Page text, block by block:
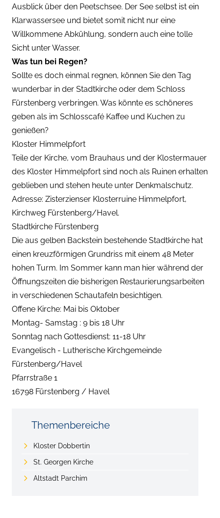
Ausblick über den Peetschsee. Der See selbst ist ein
Klarwassersee und bietet somit nicht nur eine
Willkommene Abkühlung, sondern auch eine tolle
Sicht unter Wasser.
Was tun bei Regen?
Sollte es doch einmal regnen, können Sie den Tag
wunderbar in der Stadtkirche oder dem Schloss
Fürstenberg verbringen. Was könnte es schöneres
geben als im Schlosscafé Kaffee und Kuchen zu
genießen?
Kloster Himmelpfort
Teile der Kirche, vom Brauhaus und der Klostermauer
des Kloster Himmelpfort sind noch als Ruinen erhalten
geblieben und stehen heute unter Denkmalschutz.
Adresse: Zisterzienser Klosterruine Himmelpfort,
Kirchweg Fürstenberg/Havel.
Stadtkirche Fürstenberg
Die aus gelben Backstein bestehende Stadtkirche hat
einen kreuzförmigen Grundriss mit einem 48 Meter
hohen Turm. Im Sommer kann man hier während der
Öffnungszeiten die bisherigen Restaurierungsarbeiten
in verschiedenen Schautafeln besichtigen.
Offene Kirche: Mai bis Oktober
Montag- Samstag : 9 bis 18 Uhr
Sonntag nach Gottesdienst: 11-18 Uhr
Evangelisch - Lutherische Kirchgemeinde
Fürstenberg/Havel
Pfarrstraße 1
16798 Fürstenberg / Havel
Themenbereiche
Kloster Dobbertin
St. Georgen Kirche
Altstadt Parchim